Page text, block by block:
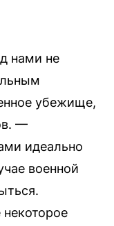
нами не
убежище,
—
идеально
военной